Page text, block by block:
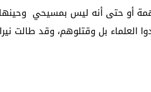
أو حتى أنه ليس بمسيحي وحينها
العلماء بل وقتلوهم، وقد طالت